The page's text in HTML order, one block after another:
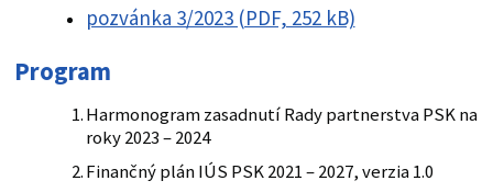
pozvánka 3/2023 (PDF, 252 kB)
Program
Harmonogram zasadnutí Rady partnerstva PSK na
roky 2023 – 2024
Finančný plán IÚS PSK 2021 – 2027, verzia 1.0